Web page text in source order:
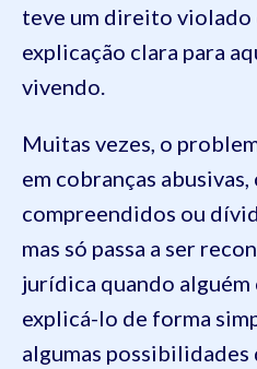
teve um direito violado
explicação clara para
vivendo.
Muitas vezes, o
em cobranças
compreendidos ou
mas só passa a ser
jurídica quando alguém
explicá-lo de forma
algumas